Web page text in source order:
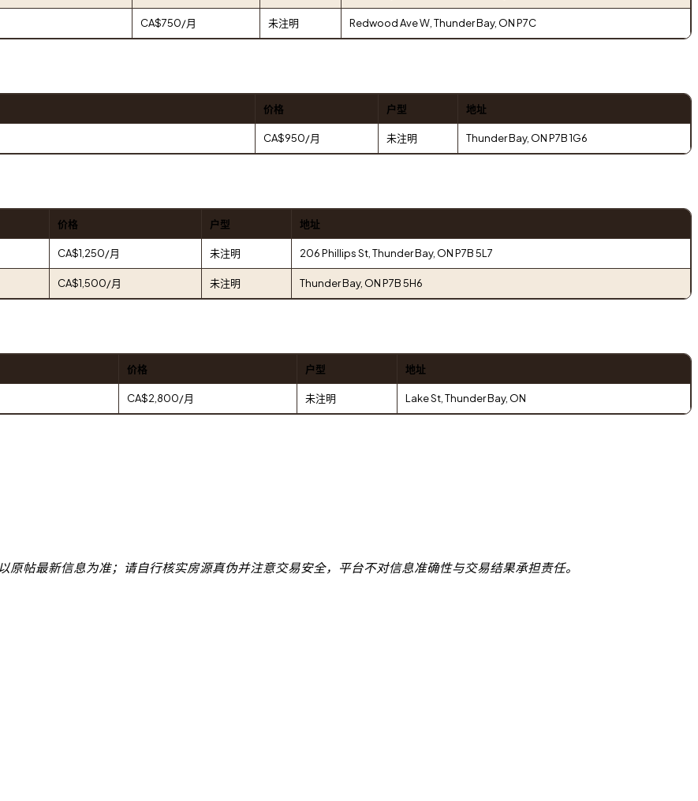
CA$750/月 未注明 Redwood Ave W, Thunder Bay, ON P7C
价格 户型 地址
CA$950/月 未注明 Thunder Bay, ON P7B 1G6
价格 户型 地址
CA$1,250/月 未注明 206 Phillips St, Thunder Bay, ON P7B 5L7
CA$1,500/月 未注明 Thunder Bay, ON P7B 5H6
价格 户型 地址
CA$2,800/月 未注明 Lake St, Thunder Bay, ON
帖最新信息为准；请自行核实房源真伪并注意交易安全，平台不对信息准确性与交易结果承担责任。